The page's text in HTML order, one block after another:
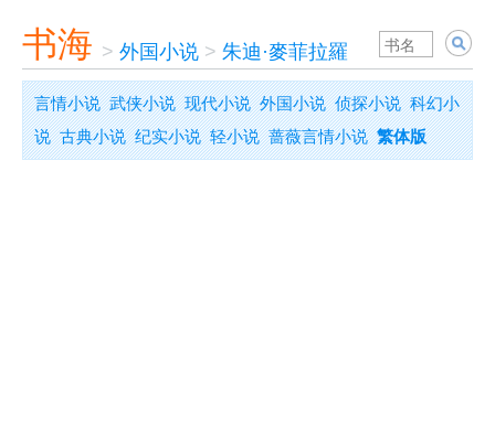
书海 > 外国小说 > 朱迪·麥菲拉羅
言情小说 武侠小说 现代小说 外国小说 侦探小说 科幻小
说 古典小说 纪实小说 轻小说 蔷薇言情小说 繁体版